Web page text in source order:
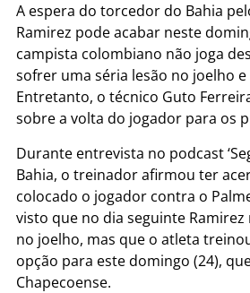
A espera do torcedor do Bahia
Ramirez pode acabar neste
campista colombiano não joga
sofrer uma séria lesão no joelho
Entretanto, o técnico Guto
sobre a volta do jogador para os
Durante entrevista no podcast
Bahia, o treinador afirmou ter
colocado o jogador contra o
visto que no dia seguinte
no joelho, mas que o atleta
opção para este domingo (24),
Chapecoense.